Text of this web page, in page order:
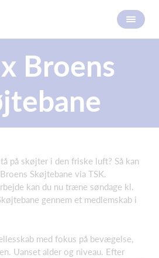
Broens
på skøjter i den friske luft? Så kan
Skøjtebane via TSK.
kan du nu træne søndage kl.
gennem et medlemskab i
med fokus på bevægelse,
Uanset alder og niveau. Efter